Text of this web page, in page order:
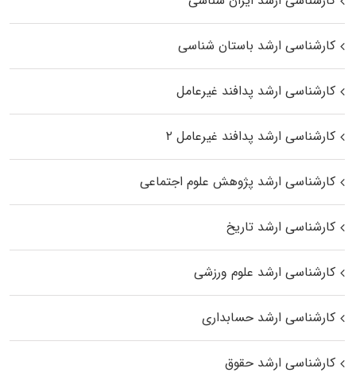
کارشناسی ارشد باستان شناسی
کارشناسی ارشد پدافند غیرعامل
کارشناسی ارشد پدافند غیرعامل ۲
کارشناسی ارشد پژوهش علوم اجتماعی
کارشناسی ارشد تاریخ
کارشناسی ارشد علوم ورزشی
کارشناسی ارشد حسابداری
کارشناسی ارشد حقوق